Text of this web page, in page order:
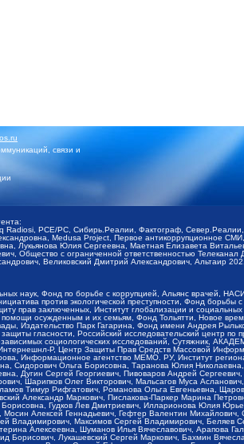
связи и
PCE/PC, Сибирь.Реалии, Фактограф,
Medusa Project, Первое антикоррупционное
Лукьянова Юлия Сергеевна, Маетная Елизавета
Общество с ограниченной ответственностью
Великовский Дмитрий Александрович, Альтаир
наук, Фонд по борьбе с коррупцией, Альянс врачей,
против экологической преступности, Фонд
прав заключенных, Институт глобализации и
осужденным и их семьям, Фонд Тольятти, Новое
Издательство Парк Гагарина, Фонд имени Андрея
гласности, Российский исследовательский центр по
социологических исследований, Сутяжник,
Р, Центр Защиты Прав Средств Массовой
Информационное агентство МЕМО. РУ, Институт
Сидорович Ольга Борисовна, Таранова Юлия
Дугин Сергей Георгиевич, Пивоваров Андрей
Шарипков Олег Викторович, Мальсагов Муса
Тимур Рифгатович, Романова Ольга Евгеньевна,
Александр Маркович, Пислакова-Паркер Марина
Гудков Лев Дмитриевич, Илларионова Юлия
Алексей Геннадьевич, Гефтер Валентин
Максимов Сергей Владимирович, Беляев
Алексеевна, Шуманов Илья Вячеславович, Арапова
Борисович, Лукашевский Сергей Маркович, Бахмин